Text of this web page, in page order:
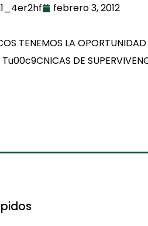
febrero 3, 2012
TENEMOS LA
DE